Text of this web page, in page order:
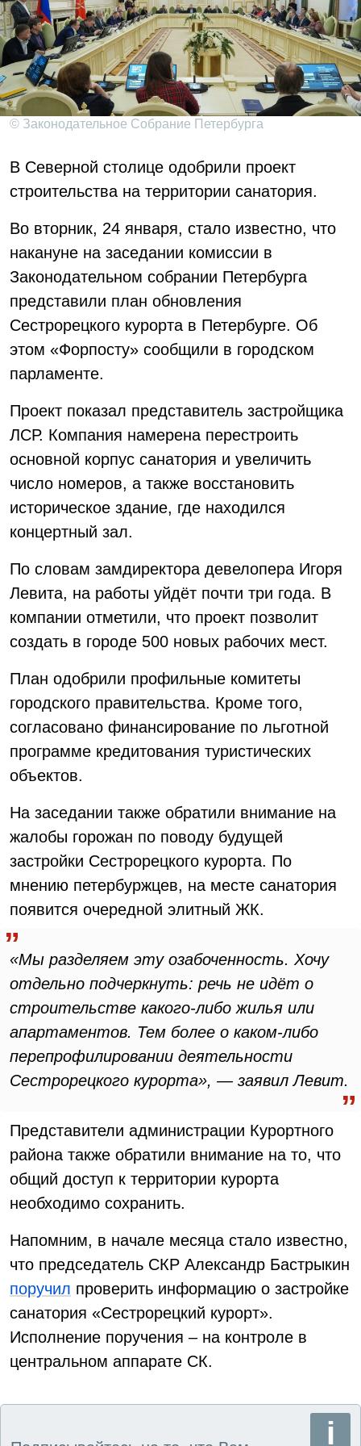
© Законодательное Собрание Петербурга
В Северной столице одобрили проект
строительства на территории санатория.
Во вторник, 24 января, стало известно, что
накануне на заседании комиссии в
Законодательном собрании Петербурга
представили план обновления
Сестрорецкого курорта в Петербурге. Об
этом «Форпосту» сообщили в городском
парламенте.
Проект показал представитель застройщика
ЛСР. Компания намерена перестроить
основной корпус санатория и увеличить
число номеров, а также восстановить
историческое здание, где находился
концертный зал.
По словам замдиректора девелопера Игоря
Левита, на работы уйдёт почти три года. В
компании отметили, что проект позволит
создать в городе 500 новых рабочих мест.
План одобрили профильные комитеты
городского правительства. Кроме того,
согласовано финансирование по льготной
программе кредитования туристических
объектов.
На заседании также обратили внимание на
жалобы горожан по поводу будущей
застройки Сестрорецкого курорта. По
мнению петербуржцев, на месте санатория
появится очередной элитный ЖК.
«Мы разделяем эту озабоченность. Хочу
отдельно подчеркнуть: речь не идёт о
строительстве какого-либо жилья или
апартаментов. Тем более о каком-либо
перепрофилировании деятельности
Сестрорецкого курорта», — заявил Левит.
Представители администрации Курортного
района также обратили внимание на то, что
общий доступ к территории курорта
необходимо сохранить.
Напомним, в начале месяца стало известно,
что председатель СКР Александр Бастрыкин
поручил проверить информацию о застройке
санатория «Сестрорецкий курорт».
Исполнение поручения – на контроле в
центральном аппарате СК.